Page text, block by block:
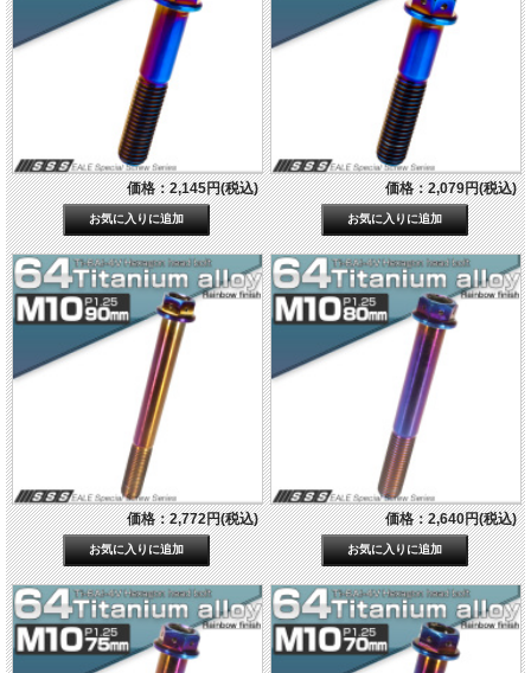
価格：2,145円(税込) 価格：2,079円(税込)
価格：2,772円(税込) 価格：2,640円(税込)